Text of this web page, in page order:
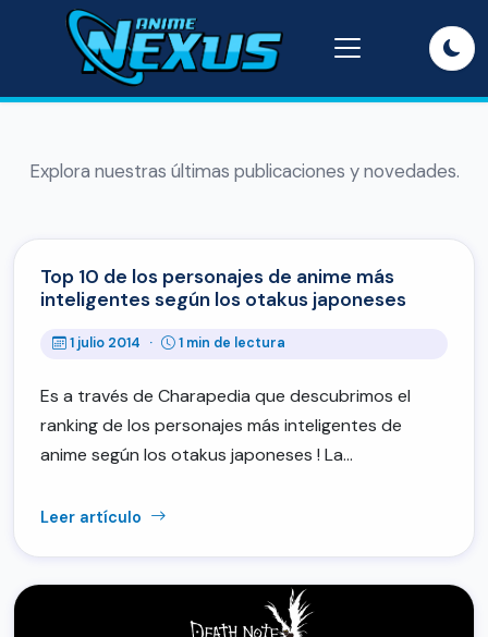
Explora nuestras últimas publicaciones y novedades.
Top 10 de los personajes de anime más
inteligentes según los otakus japoneses
1 julio 2014 · 1 min de lectura
Es a través de Charapedia que descubrimos el
ranking de los personajes más inteligentes de
anime según los otakus japoneses ! La…
Leer artículo